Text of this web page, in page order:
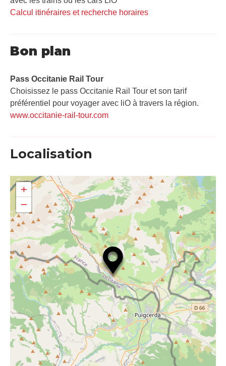
Calcul itinéraires et recherche horaires
Bon plan
Pass Occitanie Rail Tour​
Choisissez le pass Occitanie Rail Tour et son tarif
préférentiel pour voyager avec liO à travers la région.
www.occitanie-rail-tour.com
Localisation
+
−